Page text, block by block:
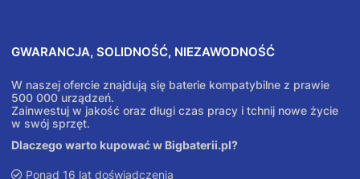
GWARANCJA, SOLIDNOŚĆ, NIEZAWODNOŚĆ
W naszej ofercie znajdują się baterie kompatybilne z prawie
500 000 urządzeń.
Zainwestuj w jakość oraz długi czas pracy i tchnij nowe życie
w swój sprzęt.
Dlaczego warto kupować w Bigbaterii.pl?
Ponad 16 lat doświadczenia